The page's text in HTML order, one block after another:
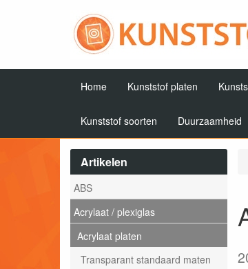
Home Kunststof platen
Kunststof soorten Duurzaamheid
Artikelen
ABS
Acrylaat / plexiglas
Acrylaat platen
Transparant standaard maten